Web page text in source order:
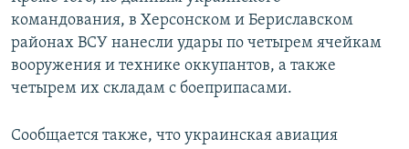
командования, в Херсонском и Бериславском
районах ВСУ нанесли удары по четырем ячейкам
вооружения и технике оккупантов, а также
четырем их складам с боеприпасами.
Сообщается также, что украинская авиация